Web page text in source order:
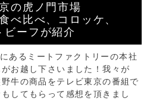
の虎ノ門市場
べ比べ、コロッケ、
ビーフが紹介
あるミートファクトリーの本社
お越し下さいました！我々が
牛の商品をテレビ東京の番組で
してもらって感想を頂きまし